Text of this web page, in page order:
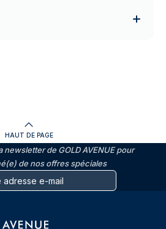
HAUT DE PAGE
newsletter de GOLD AVENUE pour
de nos offres spéciales